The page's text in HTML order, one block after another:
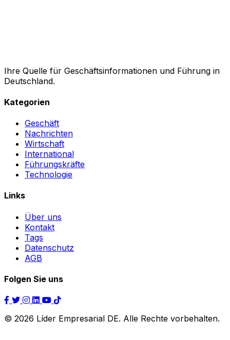
Ihre Quelle für Geschäftsinformationen und Führung in
Deutschland.
Kategorien
Geschäft
Nachrichten
Wirtschaft
International
Führungskräfte
Technologie
Links
Über uns
Kontakt
Tags
Datenschutz
AGB
Folgen Sie uns
© 2026 Líder Empresarial DE. Alle Rechte vorbehalten.